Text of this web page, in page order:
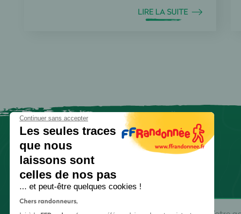
LIRE LA SUITE
Continuer sans accepter
Les seules traces
que nous
laissons sont
celles de nos pas
... et peut-être quelques cookies !
Chers randonneurs,